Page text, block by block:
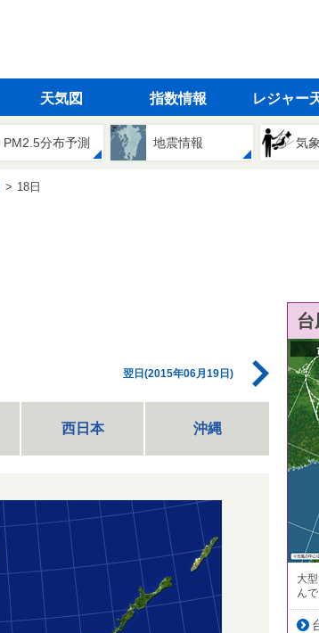
天気図 指数情報 レジャー
PM2.5分布予測 地震情報 気
18日
翌日(2015年06月19日)
西日本 沖縄
大
ん